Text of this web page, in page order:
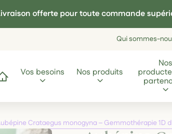
offerte pour toute commande
Qui sommes-
Vos besoins Nos produits
Nos
Crataegus monogyna – Gemmothérapie 1D